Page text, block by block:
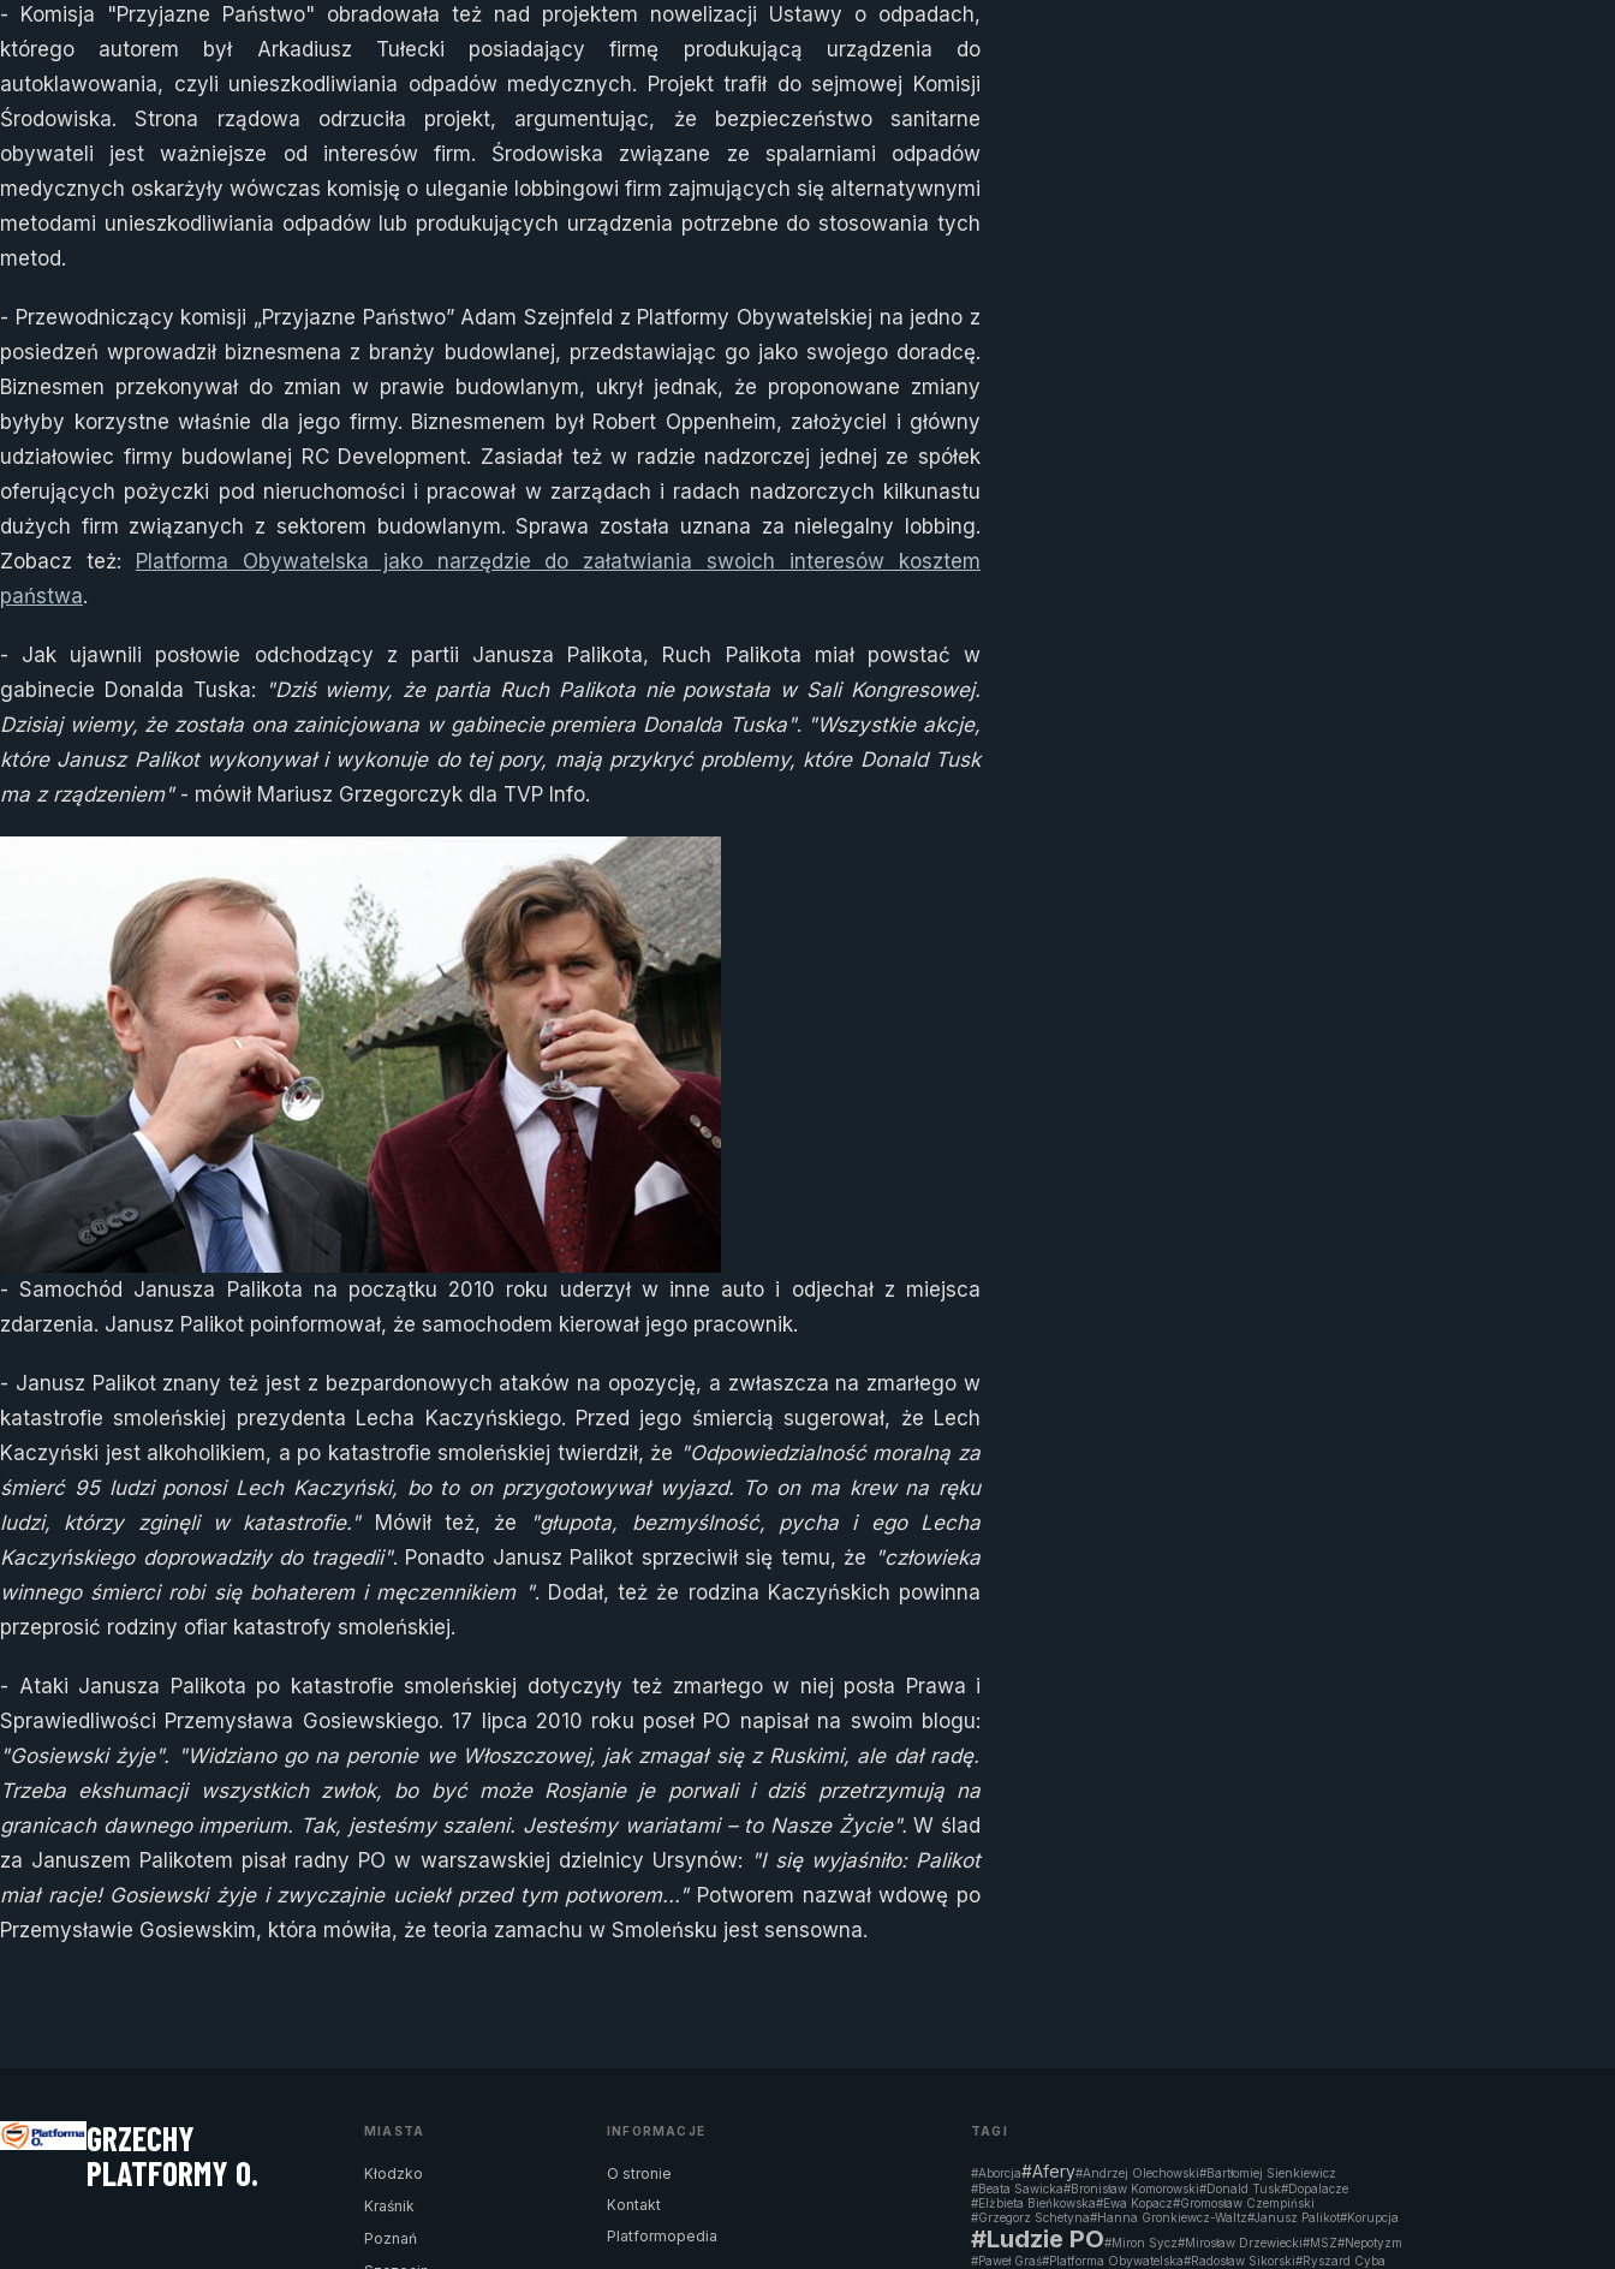
- Komisja "Przyjazne Państwo" obradowała też nad projektem nowelizacji Ustawy o odpadach,
którego autorem był Arkadiusz Tułecki posiadający firmę produkującą urządzenia do
autoklawowania, czyli unieszkodliwiania odpadów medycznych. Projekt trafił do sejmowej Komisji
Środowiska. Strona rządowa odrzuciła projekt, argumentując, że bezpieczeństwo sanitarne
obywateli jest ważniejsze od interesów firm. Środowiska związane ze spalarniami odpadów
medycznych oskarżyły wówczas komisję o uleganie lobbingowi firm zajmujących się alternatywnymi
metodami unieszkodliwiania odpadów lub produkujących urządzenia potrzebne do stosowania tych
metod.
- Przewodniczący komisji „Przyjazne Państwo” Adam Szejnfeld z Platformy Obywatelskiej na jedno z
posiedzeń wprowadził biznesmena z branży budowlanej, przedstawiając go jako swojego doradcę.
Biznesmen przekonywał do zmian w prawie budowlanym, ukrył jednak, że proponowane zmiany
byłyby korzystne właśnie dla jego firmy. Biznesmenem był Robert Oppenheim, założyciel i główny
udziałowiec firmy budowlanej RC Development. Zasiadał też w radzie nadzorczej jednej ze spółek
oferujących pożyczki pod nieruchomości i pracował w zarządach i radach nadzorczych kilkunastu
dużych firm związanych z sektorem budowlanym. Sprawa została uznana za nielegalny lobbing.
Zobacz też: Platforma Obywatelska jako narzędzie do załatwiania swoich interesów kosztem
państwa.
- Jak ujawnili posłowie odchodzący z partii Janusza Palikota, Ruch Palikota miał powstać w
gabinecie Donalda Tuska:
"Dziś wiemy, że partia Ruch Palikota nie powstała w Sali Kongresowej.
Dzisiaj wiemy, że została ona zainicjowana w gabinecie premiera Donalda Tuska". "Wszystkie akcje,
które Janusz Palikot wykonywał i wykonuje do tej pory, mają przykryć problemy, które Donald Tusk
ma z rządzeniem"- mówił Mariusz Grzegorczyk dla TVP Info.
- Samochód Janusza Palikota na początku 2010 roku uderzył w inne auto i odjechał z miejsca
zdarzenia. Janusz Palikot poinformował, że samochodem kierował jego pracownik.
- Janusz Palikot znany też jest z bezpardonowych ataków na opozycję, a zwłaszcza na zmarłego w
katastrofie smoleńskiej prezydenta Lecha Kaczyńskiego. Przed jego śmiercią sugerował, że Lech
Kaczyński jest alkoholikiem, a po katastrofie smoleńskiej twierdził, że "Odpowiedzialność moralną za
śmierć 95 ludzi ponosi Lech Kaczyński, bo to on przygotowywał wyjazd. To on ma krew na ręku
ludzi, którzy zginęli w katastrofie."Mówił też, że
"głupota, bezmyślność, pycha i ego Lecha
Kaczyńskiego doprowadziły do tragedii". Ponadto Janusz Palikot sprzeciwił się temu, że "człowieka
winnego śmierci robi się bohaterem i męczennikiem ". Dodał, też że rodzina Kaczyńskich powinna
przeprosić rodziny ofiar katastrofy smoleńskiej.
- Ataki Janusza Palikota po katastrofie smoleńskiej dotyczyły też zmarłego w niej posła Prawa i
Sprawiedliwości Przemysława Gosiewskiego. 17 lipca 2010 roku poseł PO napisał na swoim blogu:
"Gosiewski żyje". "Widziano go na peronie we Włoszczowej, jak zmagał się z Ruskimi, ale dał radę.
Trzeba ekshumacji wszystkich zwłok, bo być może Rosjanie je porwali i dziś przetrzymują na
granicach dawnego imperium. Tak, jesteśmy szaleni. Jesteśmy wariatami – to Nasze Życie".W ślad
za Januszem Palikotem pisał radny PO w warszawskiej dzielnicy Ursynów: "I się wyjaśniło: Palikot
miał racje! Gosiewski żyje i zwyczajnie uciekł przed tym potworem..." Potworem nazwał wdowę po
Przemysławie Gosiewskim, która mówiła, że teoria zamachu w Smoleńsku jest sensowna.
GRZECHY
PLATFORMY O.
MIASTA
Kłodzko
Kraśnik
Poznań
INFORMACJE
O stronie
Kontakt
Platformopedia
TAGI
#Aborcja#Afery#Andrzej Olechowski#Bartłomiej Sienkiewicz
#Beata Sawicka#Bronisław Komorowski#Donald Tusk#Dopalacze
#Elżbieta Bieńkowska#Ewa Kopacz#Gromosław Czempiński
#Grzegorz Schetyna#Hanna Gronkiewcz-Waltz#Janusz Palikot#Korupcja
#Ludzie PO#Miron Sycz#Mirosław Drzewiecki#MSZ#Nepotyzm
#Paweł Graś#Platforma Obywatelska#Radosław Sikorski#Ryszard Cyba